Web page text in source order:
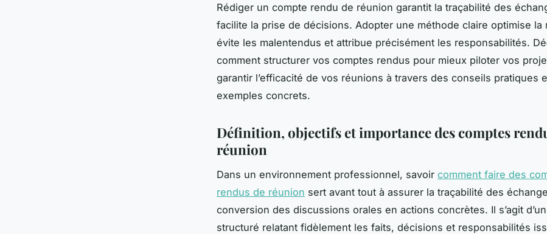
Rédiger un compte rendu de réunion garantit la traçabilité des
facilite la prise de décisions. Adopter une méthode claire optimise la
évite les malentendus et attribue précisément les responsabilités.
comment structurer vos comptes rendus pour mieux piloter vos
garantir l’efficacité de vos réunions à travers des conseils pratiques
exemples concrets.
Définition, objectifs et importance des comptes
réunion
Dans un environnement professionnel, savoir comment faire des
rendus de réunion sert avant tout à assurer la traçabilité des
conversion des discussions orales en actions concrètes. Il s’agit
structuré relatant fidèlement les faits, décisions et responsabilités